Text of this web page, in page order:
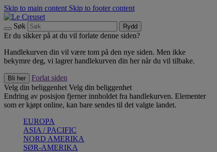
Skip to main content Skip to footer content
Søk Rydd
Er du sikker på at du vil forlate denne siden?
Handlekurven din vil være tom på den nye siden. Men ikke
bekymre deg, vi lagrer handlekurven din her når du vil tilbake.
Bli her
Forlat siden
Velg din beliggenhet Velg din beliggenhet
Endring av posisjon fjerner innholdet fra handlekurven. Elementer
som er kjøpt online, kan bare sendes til det valgte landet.
EUROPA
ASIA / PACIFIC
NORD AMERIKA
SØR-AMERIKA